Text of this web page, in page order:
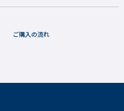
ご購入の流れ